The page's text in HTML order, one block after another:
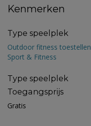
Kenmerken
Type speelplek
Outdoor fitness toestellen
Sport & Fitness
Type speelplek
Toegangsprijs
Gratis